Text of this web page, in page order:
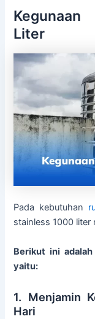
Liter
Pada kebutuhan
stainless 1000 liter
Berikut ini
yaitu:
1. Menjamin
Hari